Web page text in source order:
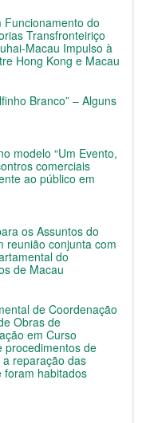
do
Transfronteiriço
Macau Impulso à
Hong Kong e Macau
Branco” – Alguns
modelo “Um Evento,
comerciais
ao público em
os Assuntos do
reunião conjunta com
do
de Macau
de Coordenação
Obras de
em Curso
procedimentos de
reparação das
foram habitados